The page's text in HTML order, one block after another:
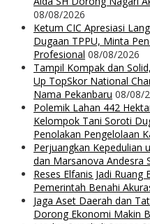
08/08/2026
Ketum CIC Apresiasi
Dugaan TPPU, Minta
Profesional 08/08/2026
Tampil Kompak dan
Up TopSkor National
Nama Pekanbaru 08/08/
Polemik Lahan 442
Kelompok Tani Soroti
Penolakan Pengelolaan
Perjuangkan Kepedulian
dan Marsanova Andesra
Reses Elfanis Jadi
Pemerintah Benahi
Jaga Aset Daerah dan
Dorong Ekonomi Makin